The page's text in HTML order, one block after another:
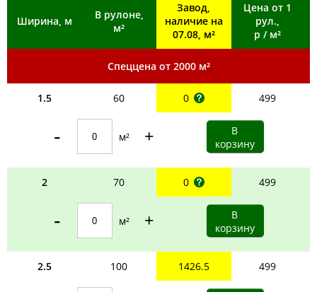
Ширина, м
В рулоне,
м²
Завод,
наличие на
07.08, м²
Цена от 1
рул.,
р / м²
Спеццена от 2000 м²
1.5 60 0 499
- м² +
2 70 0 499
- м² +
2.5 100 1426.5 499